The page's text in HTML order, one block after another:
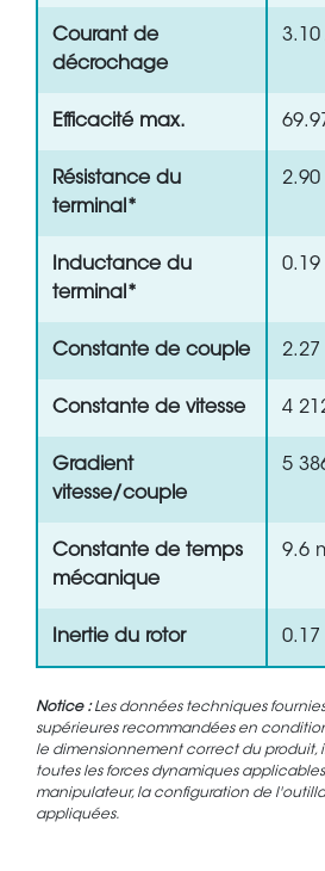
Courant de
décrochage
3.10
Efficacité max.
Résistance du
terminal*
Inductance du
terminal*
0.19
Constante de couple
Constante de vitesse 4
Gradient
vitesse/couple
5
Constante de temps
mécanique
9.6
Inertie du rotor 0.17
Notice :Les données techniques
supérieures recommandées en
le dimensionnement correct du produit,
toutes les forces dynamiques
manipulateur, la configuration de
appliquées.